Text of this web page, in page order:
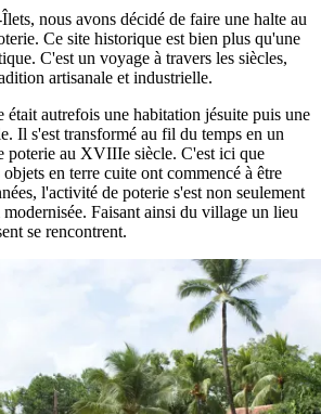
nous avons décidé de faire une halte au
Ce site historique est bien plus qu'une
C'est un voyage à travers les siècles,
artisanale et industrielle.
autrefois une habitation jésuite puis une
Il s'est transformé au fil du temps en un
poterie au XVIIIe siècle. C'est ici que
en terre cuite ont commencé à être
l'activité de poterie s'est non seulement
modernisée. Faisant ainsi du village un lieu
se rencontrent.